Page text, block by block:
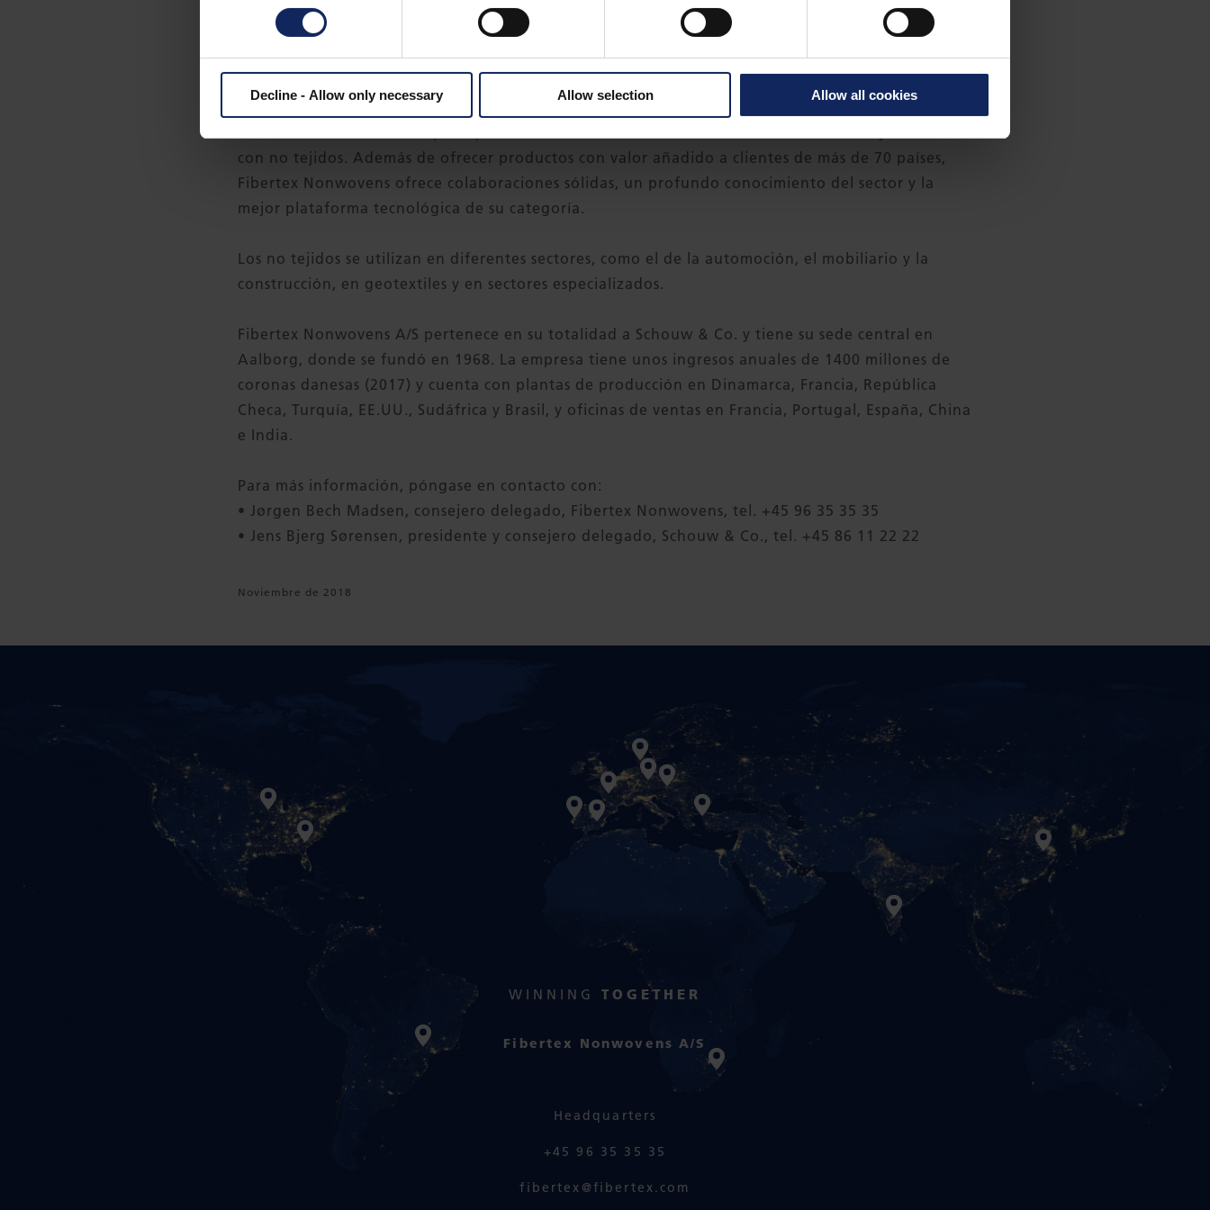
Decline - Allow only necessary Allow selection Allow all cookies
Explica también que los equipos utilizados en las nuevas instalaciones cumplen las normas
medioambientales y de seguridad más exigentes.
Datos sobre Fibertex Nonwovens
con no tejidos. Además de ofrecer productos con valor añadido a clientes de más de 70 países,
Fibertex Nonwovens ofrece colaboraciones sólidas, un profundo conocimiento del sector y la
mejor plataforma tecnológica de su categoría.
Los no tejidos se utilizan en diferentes sectores, como el de la automoción, el mobiliario y la
construcción, en geotextiles y en sectores especializados.
Fibertex Nonwovens A/S pertenece en su totalidad a Schouw & Co. y tiene su sede central en
Aalborg, donde se fundó en 1968. La empresa tiene unos ingresos anuales de 1400 millones de
coronas danesas (2017) y cuenta con plantas de producción en Dinamarca, Francia, República
Checa, Turquía, EE.UU., Sudáfrica y Brasil, y oficinas de ventas en Francia, Portugal, España, China
e India.
Para más información, póngase en contacto con:
• Jørgen Bech Madsen, consejero delegado, Fibertex Nonwovens, tel. +45 96 35 35 35
• Jens Bjerg Sørensen, presidente y consejero delegado, Schouw & Co., tel. +45 86 11 22 22
Noviembre de 2018
WINNING TOGETHER
Fibertex Nonwovens A/S
Headquarters
+45 96 35 35 35
fibertex@fibertex.com